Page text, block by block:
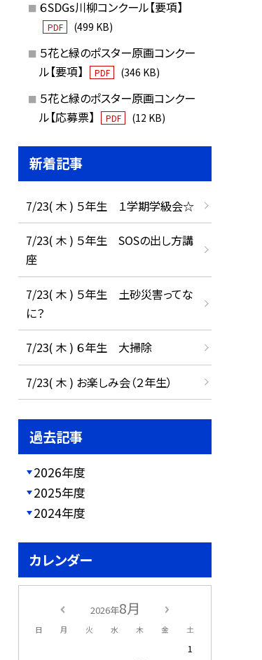
６SDGs川柳コンクール【要項】
PDF (499 KB)
５花と緑のポスター原画コンクー
ル【要項】
PDF (346 KB)
５花と緑のポスター原画コンクー
ル【応募票】
PDF (12 KB)
新着記事
7/23( 木 ) ５年生 １学期学級会☆
7/23( 木 ) ５年生 SOSの出し方講
座
7/23( 木 ) ５年生 土砂災害ってな
に？
7/23( 木 ) ６年生 大掃除
7/23( 木 ) お楽しみ会（２年生）
過去記事
2026年度
2025年度
2024年度
カレンダー
2026年8月
日 月 火 水 木 金 土
1